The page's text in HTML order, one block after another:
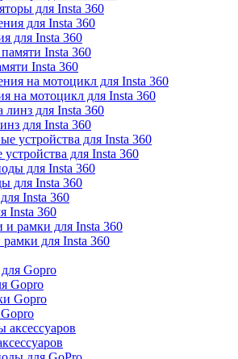
для Insta 360
для Insta 360
Insta 360
на мотоцикл для Insta 360
для Insta 360
устройства для Insta 360
для Insta 360
Insta 360
для Insta 360
Gopro